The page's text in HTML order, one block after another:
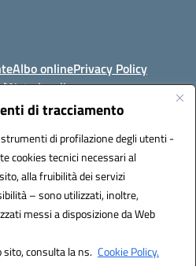
di tracciamento
di profilazione degli utenti -
cookies tecnici necessari al
alla fruibilità dei servizi
– sono utilizzati, inoltre,
messi a disposizione da Web
sito, consulta la ns. Cookie Policy.
Albo onlinePrivacy Policy
Note legali
(CE) - Tel 0823202821 - Mail:
- Codice iPA:icmvm_0 - C.F.
elettronica (CUF): UF7XAK
by 3D Solution S.r.l.